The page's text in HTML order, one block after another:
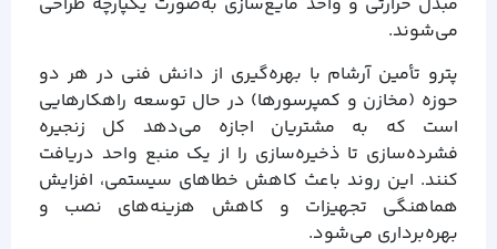
می‌شوند.
پترو تأمین آرشام با بهره‌گیری از دانش فنی در هر دو
حوزه (مخازن و کمپرسورها) در حال توسعه راهکارهایی
است که به مشتریان اجازه می‌دهد کل زنجیره
فشرده‌سازی تا ذخیره‌سازی را از یک منبع واحد دریافت
کنند. این روند باعث کاهش خطاهای سیستمی، افزایش
هماهنگی تجهیزات و کاهش هزینه‌های نصب و
بهره‌برداری می‌شود.